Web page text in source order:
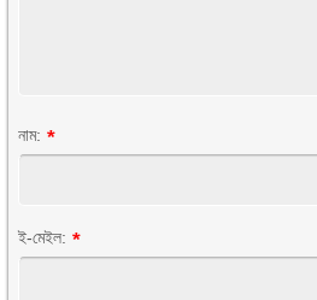
নাম: *
ই-মেইল: *